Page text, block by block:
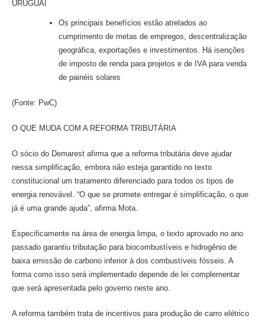
URUGUAI
Os principais benefícios estão atrelados ao
cumprimento de metas de empregos, descentralização
geográfica, exportações e investimentos. Há isenções
de imposto de renda para projetos e de IVA para venda
de painéis solares
(Fonte: PwC)
O QUE MUDA COM A REFORMA TRIBUTÁRIA
O sócio do Demarest afirma que a reforma tributária deve ajudar
nessa simplificação, embora não esteja garantido no texto
constitucional um tratamento diferenciado para todos os tipos de
energia renovável. “O que se promete entregar é simplificação, o que
já é uma grande ajuda”, afirma Mota.
Especificamente na área de energia limpa, o texto aprovado no ano
passado garantiu tributação para biocombustíveis e hidrogênio de
baixa emissão de carbono inferior à dos combustíveis fósseis. A
forma como isso será implementado depende de lei complementar
que será apresentada pelo governo neste ano.
A reforma também trata de incentivos para produção de carro elétrico